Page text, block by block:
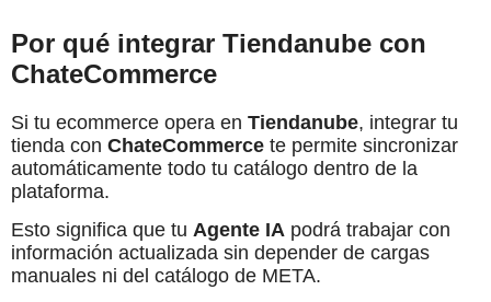
Por qué integrar Tiendanube con
ChateCommerce
Si tu ecommerce opera en Tiendanube, integrar tu
tienda con ChateCommerce te permite sincronizar
automáticamente todo tu catálogo dentro de la
plataforma.
Esto significa que tu Agente IA podrá trabajar con
información actualizada sin depender de cargas
manuales ni del catálogo de META.